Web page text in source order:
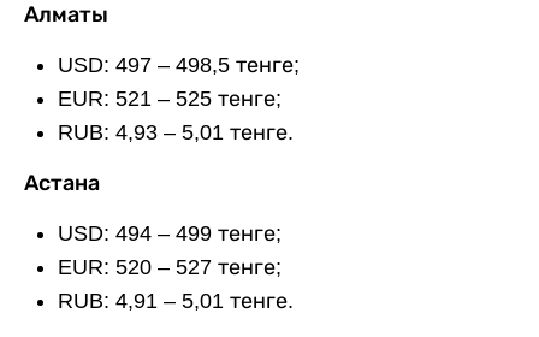
Алматы
USD: 497 – 498,5 тенге;
EUR: 521 – 525 тенге;
RUB: 4,93 – 5,01 тенге.
Астана
USD: 494 – 499 тенге;
EUR: 520 – 527 тенге;
RUB: 4,91 – 5,01 тенге.